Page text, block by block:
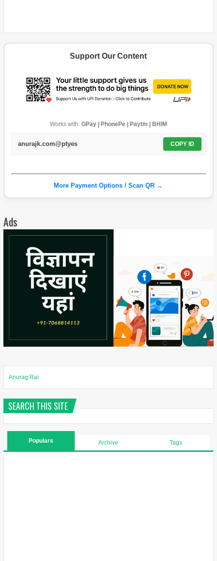
Support Our Content
Works with: GPay | PhonePe | Paytm | BHIM
anurajk.com@ptyes COPY ID
More Payment Options / Scan QR →
Ads
Anurag Rai
SEARCH THIS SITE
Populars Archive Tags